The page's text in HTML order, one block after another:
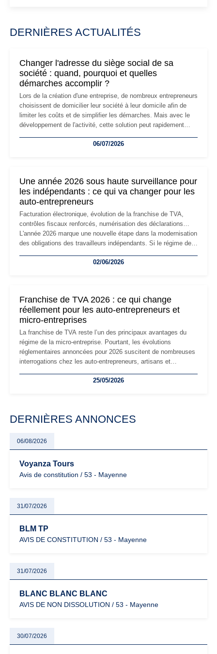
DERNIÈRES ACTUALITÉS
Changer l'adresse du siège social de sa
société : quand, pourquoi et quelles
démarches accomplir ?
Lors de la création d'une entreprise, de nombreux entrepreneurs
choisissent de domicilier leur société à leur domicile afin de
limiter les coûts et de simplifier les démarches. Mais avec le
développement de l'activité, cette solution peut rapidement
professionnels, recrutement, image de marque… Le
06/07/2026
Une année 2026 sous haute surveillance pour
les indépendants : ce qui va changer pour les
auto-entrepreneurs
Facturation électronique, évolution de la franchise de TVA,
contrôles fiscaux renforcés, numérisation des déclarations…
L'année 2026 marque une nouvelle étape dans la modernisation
des obligations des travailleurs indépendants. Si le régime de
les auto-entrepreneurs devront s'adapter à un environnement
02/06/2026
Franchise de TVA 2026 : ce qui change
réellement pour les auto-entrepreneurs et
micro-entreprises
La franchise de TVA reste l’un des principaux avantages du
régime de la micro-entreprise. Pourtant, les évolutions
réglementaires annoncées pour 2026 suscitent de nombreuses
interrogations chez les auto-entrepreneurs, artisans et
facturation ou risque de bascule vers la TVA : les règles
25/05/2026
DERNIÈRES ANNONCES
06/08/2026
Voyanza Tours
Avis de constitution / 53 - Mayenne
31/07/2026
BLM TP
AVIS DE CONSTITUTION / 53 - Mayenne
31/07/2026
BLANC BLANC BLANC
AVIS DE NON DISSOLUTION / 53 - Mayenne
30/07/2026